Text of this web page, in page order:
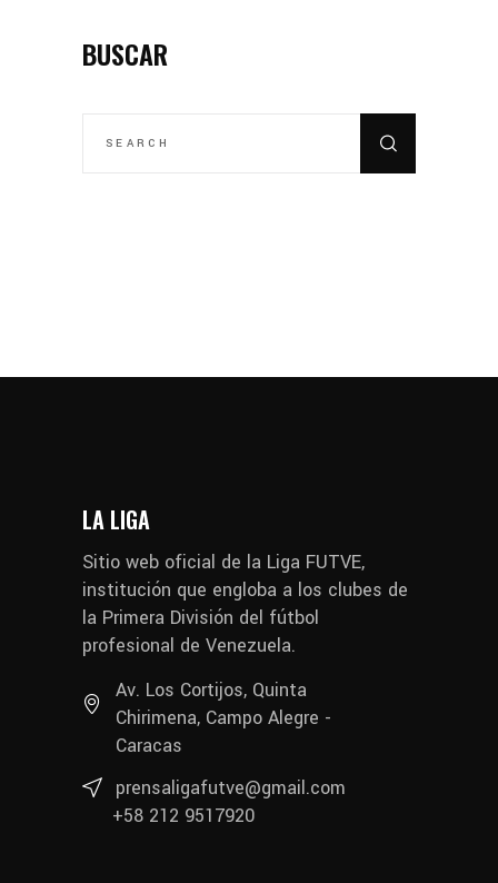
BUSCAR
LA LIGA
Sitio web oficial de la Liga FUTVE,
institución que engloba a los clubes de
la Primera División del fútbol
profesional de Venezuela.
Av. Los Cortijos, Quinta
Chirimena, Campo Alegre -
Caracas
prensaligafutve@gmail.com
+58 212 9517920